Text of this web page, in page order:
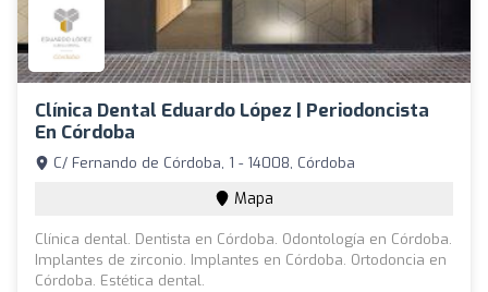
Clínica Dental Eduardo López | Periodoncista
En Córdoba
C/ Fernando de Córdoba, 1 - 14008, Córdoba
Mapa
Clínica dental. Dentista en Córdoba. Odontología en Córdoba.
Implantes de zirconio. Implantes en Córdoba. Ortodoncia en
Córdoba. Estética dental.